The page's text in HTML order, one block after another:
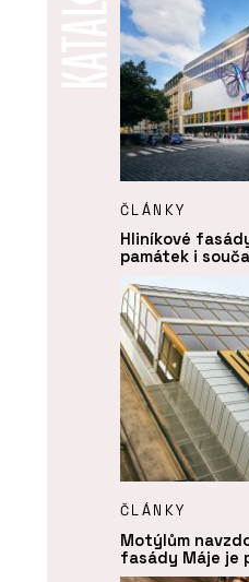
ČLÁNKY
Hliníkové
památek i
ČLÁNKY
Motýlům
fasády Máje je